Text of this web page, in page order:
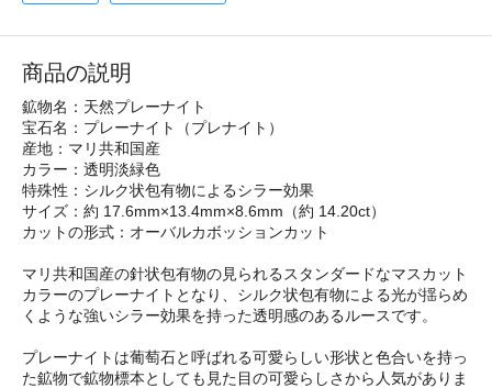
商品の説明
鉱物名：天然プレーナイト
宝石名：プレーナイト（プレナイト）
産地：マリ共和国産
カラー：透明淡緑色
特殊性：シルク状包有物によるシラー効果
サイズ：約 17.6mm×13.4mm×8.6mm（約 14.20ct）
カットの形式：オーバルカボッションカット
マリ共和国産の針状包有物の見られるスタンダードなマスカット
カラーのプレーナイトとなり、シルク状包有物による光が揺らめ
くような強いシラー効果を持った透明感のあるルースです。
プレーナイトは葡萄石と呼ばれる可愛らしい形状と色合いを持っ
た鉱物で鉱物標本としても見た目の可愛らしさから人気がありま